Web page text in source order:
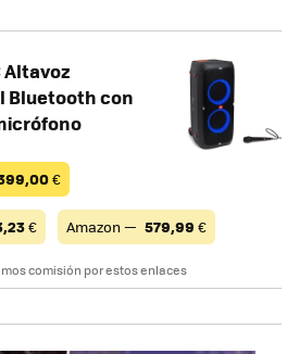
Altavoz
con
€
€ Amazon — 579,99 €
comisión por estos enlaces